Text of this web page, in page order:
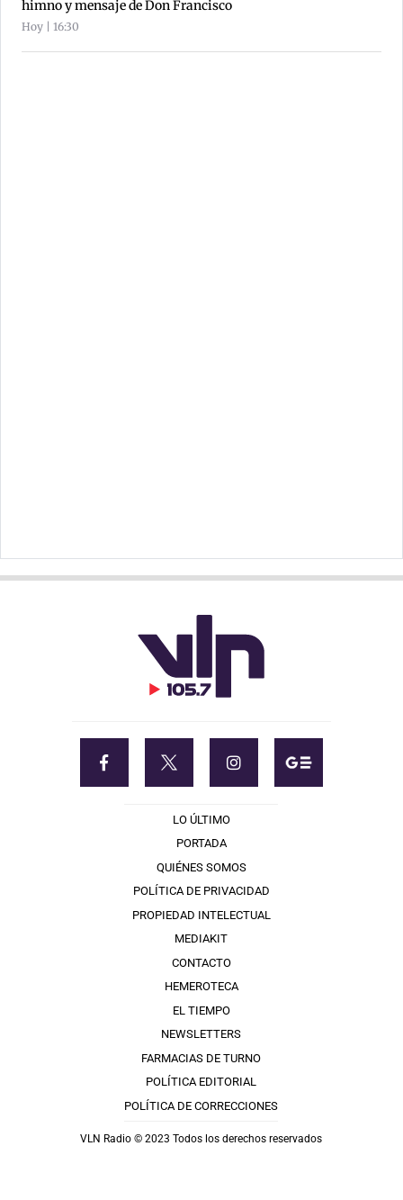
himno y mensaje de Don Francisco
Hoy | 16:30
LO ÚLTIMO
PORTADA
QUIÉNES SOMOS
POLÍTICA DE PRIVACIDAD
PROPIEDAD INTELECTUAL
MEDIAKIT
CONTACTO
HEMEROTECA
EL TIEMPO
NEWSLETTERS
FARMACIAS DE TURNO
POLÍTICA EDITORIAL
POLÍTICA DE CORRECCIONES
VLN Radio © 2023 Todos los derechos reservados